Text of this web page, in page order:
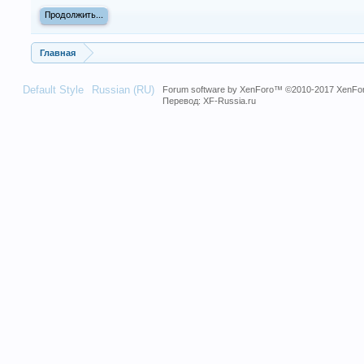
Продолжить...
Главная
Default Style Russian (RU) Forum software by XenForo™©2010-2017
Перевод:XF-Russia.ru